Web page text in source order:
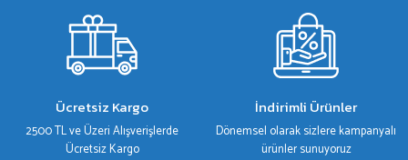
Ücretsiz Kargo
2500 TL ve Üzeri Alışverişlerde
Ücretsiz Kargo
İndirimli Ürünler
Dönemsel olarak sizlere kampanyalı
ürünler sunuyoruz